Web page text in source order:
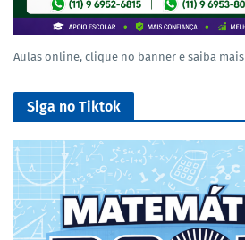
Aulas online, clique no banner e saiba mais
Siga no Tiktok